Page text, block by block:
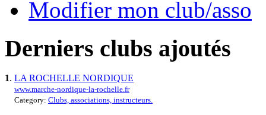
Modifier mon club/asso
Derniers clubs ajoutés
1. LA ROCHELLE NORDIQUE
www.marche-nordique-la-rochelle.fr
Category: Clubs, associations, instructeurs.